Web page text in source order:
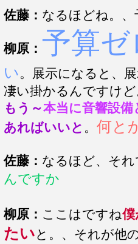
佐藤： なるほどね。
柳原： 予算
い。展示になると、
凄い掛かるんですけ
もう～本当に音響設
あればいいと 。 何と
佐藤： なるほど、それ
んですか
柳原： ここはですね僕
たいと。、それが他